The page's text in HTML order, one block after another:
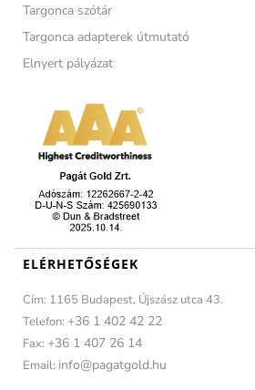
Targonca szótár
Targonca adapterek útmutató
Elnyert pályázat
ELÉRHETŐSÉGEK
Cím: 1165 Budapest, Újszász utca 43.
Telefon: +36 1 402 42 22
Fax: +36 1 407 26 14
Email: info@pagatgold.hu